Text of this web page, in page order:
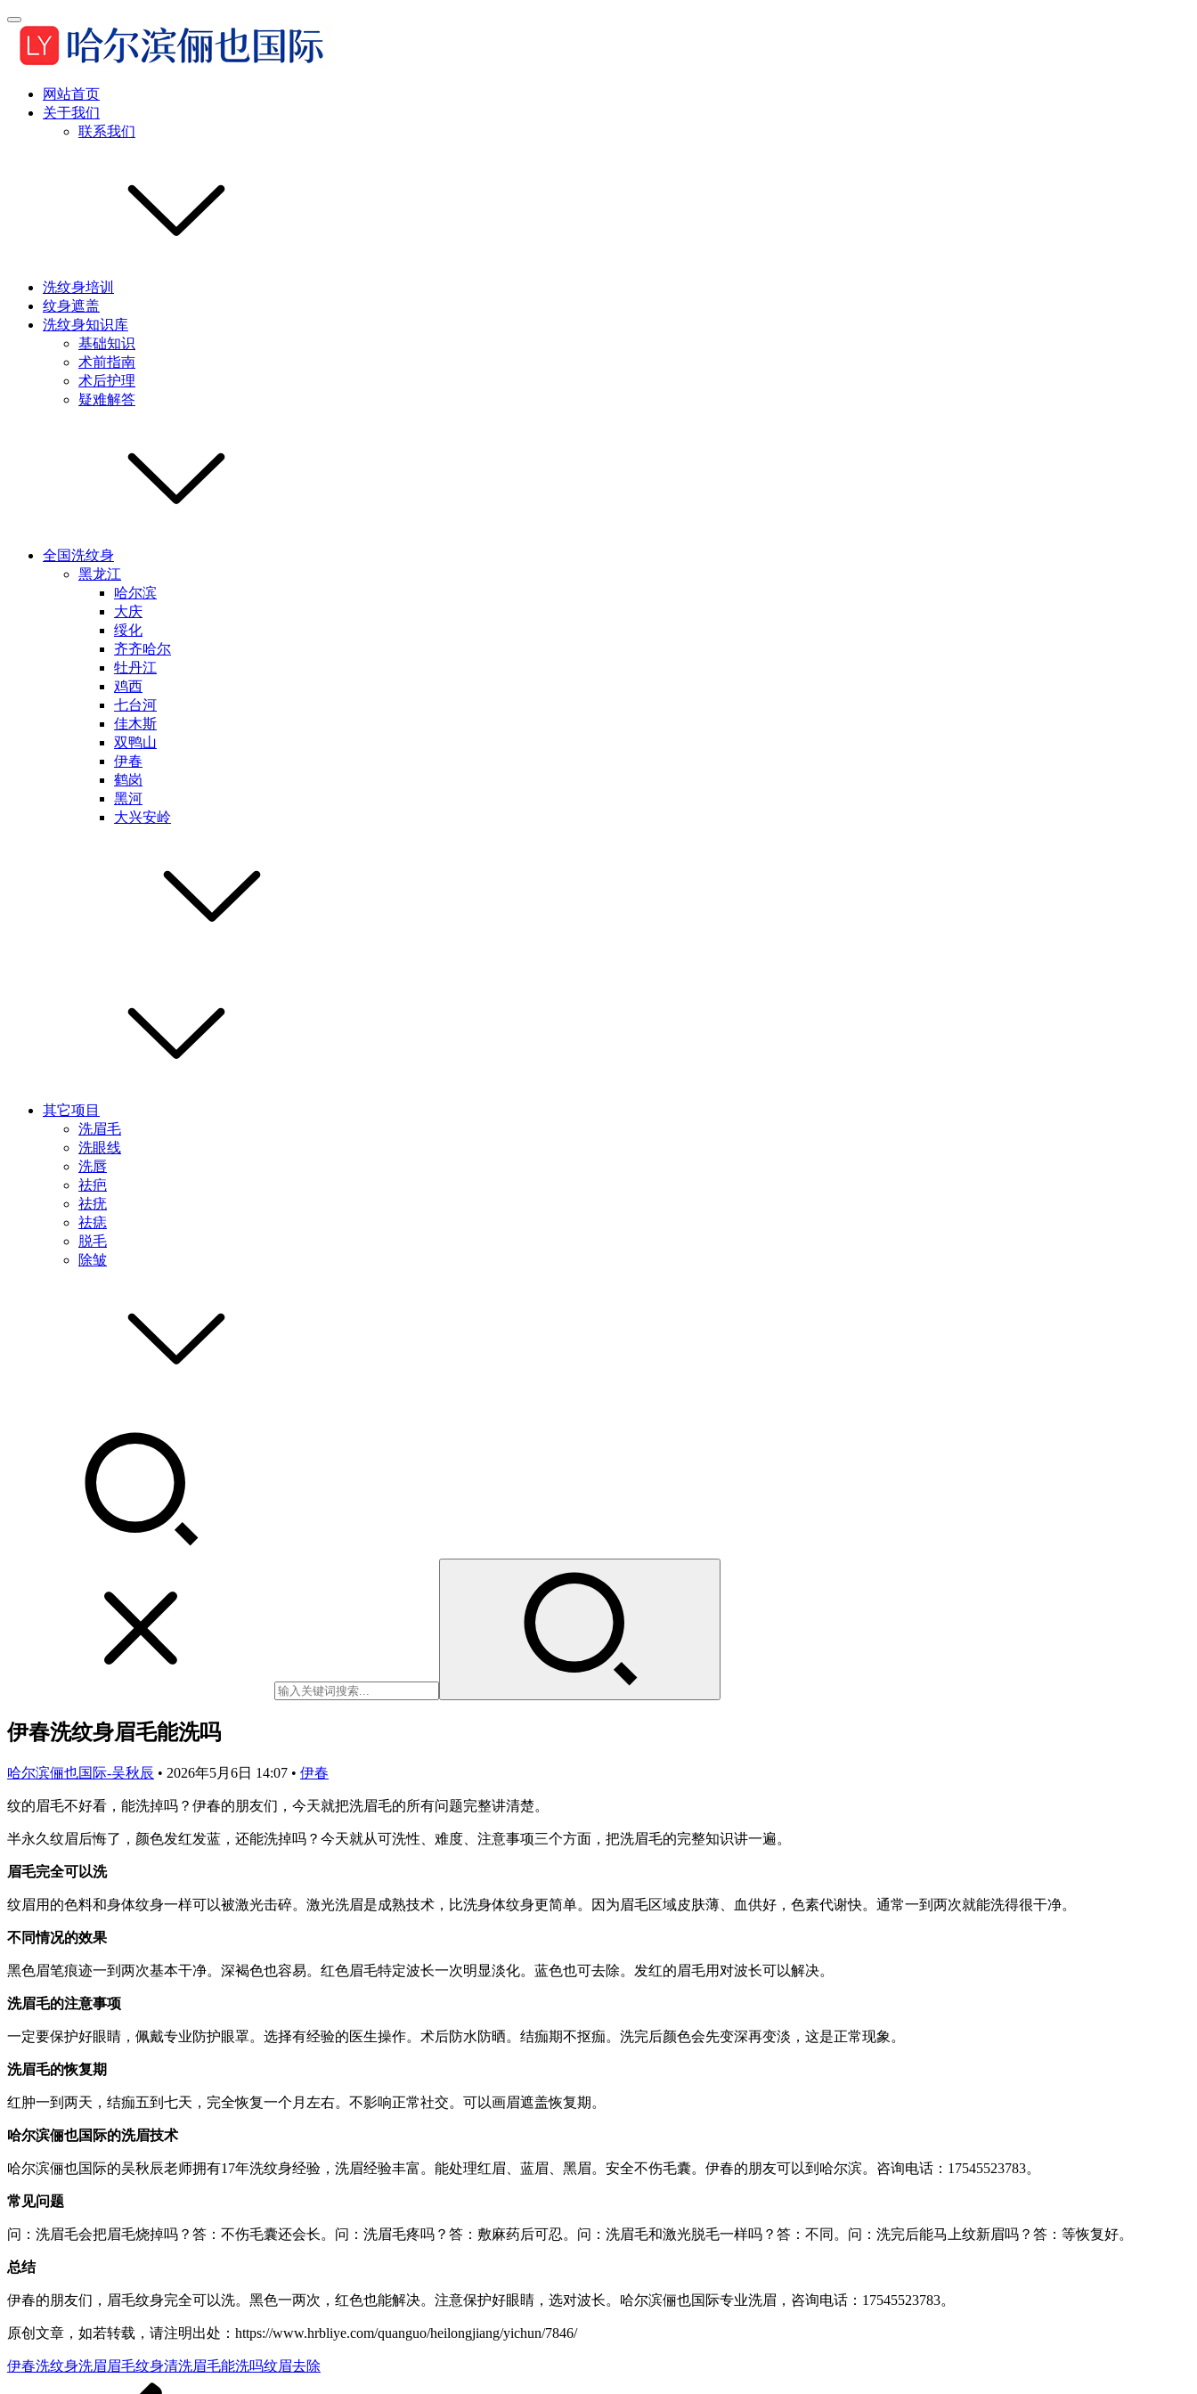
网站首页
关于我们
联系我们
洗纹身培训
纹身遮盖
洗纹身知识库
基础知识
术前指南
术后护理
疑难解答
全国洗纹身
黑龙江
哈尔滨
大庆
绥化
齐齐哈尔
牡丹江
鸡西
七台河
佳木斯
双鸭山
伊春
鹤岗
黑河
大兴安岭
其它项目
洗眉毛
洗眼线
洗唇
祛疤
祛疣
祛痣
脱毛
除皱
伊春洗纹身眉毛能洗吗
哈尔滨俪也国际-吴秋辰 • 2026年5月6日 14:07 • 伊春
纹的眉毛不好看，能洗掉吗？伊春的朋友们，今天就把洗眉毛的所有问题完整讲清楚。
半永久纹眉后悔了，颜色发红发蓝，还能洗掉吗？今天就从可洗性、难度、注意事项三个方面，把洗眉毛的完整知识讲一遍。
眉毛完全可以洗
纹眉用的色料和身体纹身一样可以被激光击碎。激光洗眉是成熟技术，比洗身体纹身更简单。因为眉毛区域皮肤薄、血供好，色素代谢快。通常一到两次就能洗得很干净。
不同情况的效果
黑色眉笔痕迹一到两次基本干净。深褐色也容易。红色眉毛特定波长一次明显淡化。蓝色也可去除。发红的眉毛用对波长可以解决。
洗眉毛的注意事项
一定要保护好眼睛，佩戴专业防护眼罩。选择有经验的医生操作。术后防水防晒。结痂期不抠痂。洗完后颜色会先变深再变淡，这是正常现象。
洗眉毛的恢复期
红肿一到两天，结痂五到七天，完全恢复一个月左右。不影响正常社交。可以画眉遮盖恢复期。
哈尔滨俪也国际的洗眉技术
哈尔滨俪也国际的吴秋辰老师拥有17年洗纹身经验，洗眉经验丰富。能处理红眉、蓝眉、黑眉。安全不伤毛囊。伊春的朋友可以到哈尔滨。咨询电话：17545523783。
常见问题
问：洗眉毛会把眉毛烧掉吗？答：不伤毛囊还会长。问：洗眉毛疼吗？答：敷麻药后可忍。问：洗眉毛和激光脱毛一样吗？答：不同。问：洗完后能马上纹新眉吗？答：等恢复好。
总结
伊春的朋友们，眉毛纹身完全可以洗。黑色一两次，红色也能解决。注意保护好眼睛，选对波长。哈尔滨俪也国际专业洗眉，咨询电话：17545523783。
原创文章，如若转载，请注明出处：https://www.hrbliye.com/quanguo/heilongjiang/yichun/7846/
伊春洗纹身洗眉眉毛纹身清洗眉毛能洗吗纹眉去除